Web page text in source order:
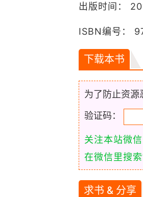
出版时间：
ISBN编号：
下载本书
为了防止资源
验证码：
关注本站微
在微信里搜索
求书 & 分享